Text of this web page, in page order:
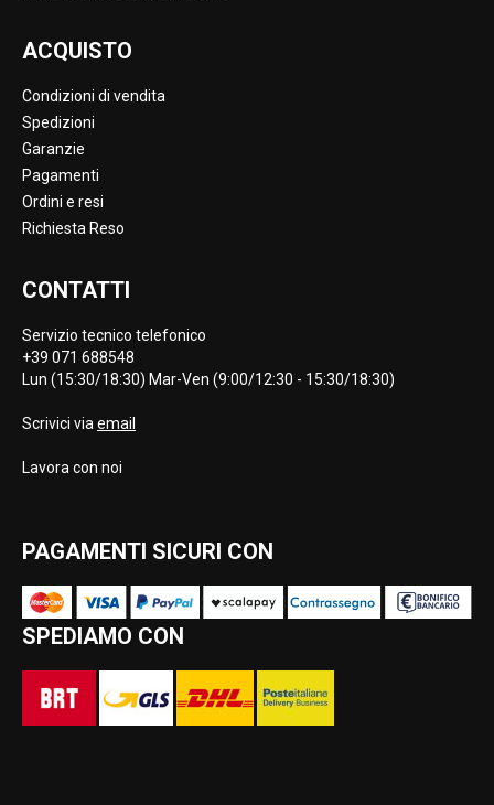
ACQUISTO
Condizioni di vendita
Spedizioni
Garanzie
Pagamenti
Ordini e resi
Richiesta Reso
CONTATTI
Servizio tecnico telefonico
+39 071 688548
Lun (15:30/18:30) Mar-Ven (9:00/12:30 - 15:30/18:30)
Scrivici via email
Lavora con noi
PAGAMENTI SICURI CON
SPEDIAMO CON